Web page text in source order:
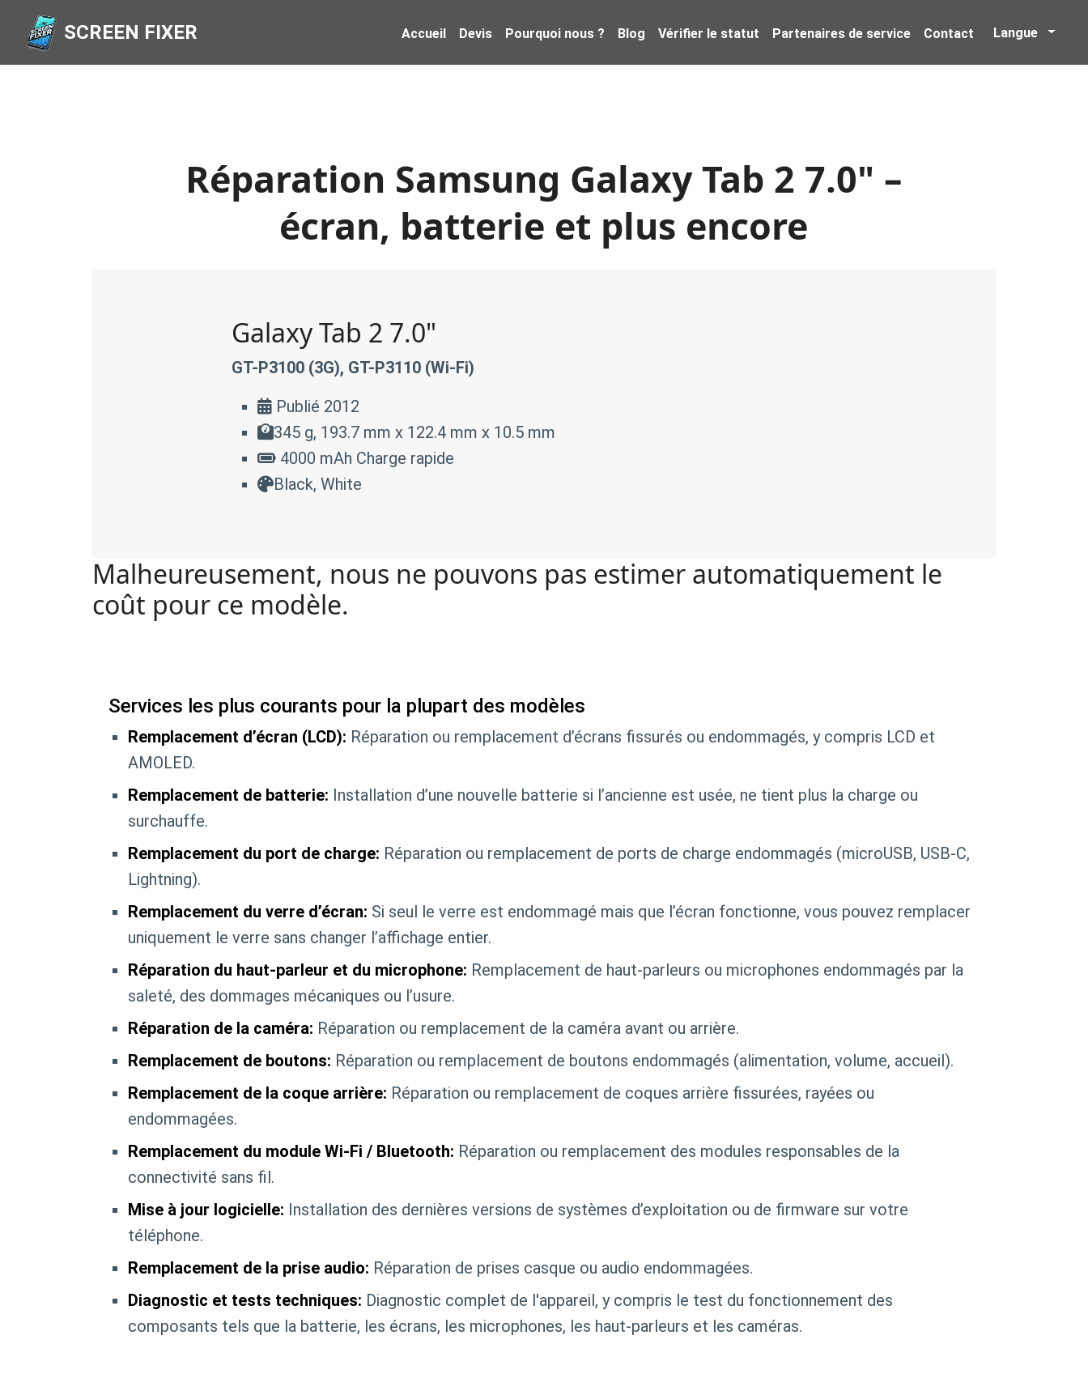
SCREEN FIXER Accueil Devis Pourquoi nous ? Blog Vérifier le statut Partenaires de service Contact Langue
Réparation Samsung Galaxy Tab 2 7.0" –
écran, batterie et plus encore
Galaxy Tab 2 7.0"
GT-P3100 (3G), GT-P3110 (Wi-Fi)
Publié 2012
345 g, 193.7 mm x 122.4 mm x 10.5 mm
4000 mAh Charge rapide
Black, White
Malheureusement, nous ne pouvons pas estimer automatiquement le
coût pour ce modèle.
Services les plus courants pour la plupart des modèles
Remplacement d’écran (LCD): Réparation ou remplacement d’écrans fissurés ou endommagés, y compris LCD et
AMOLED.
Remplacement de batterie: Installation d’une nouvelle batterie si l’ancienne est usée, ne tient plus la charge ou
surchauffe.
Remplacement du port de charge: Réparation ou remplacement de ports de charge endommagés (microUSB, USB-C,
Lightning).
Remplacement du verre d’écran: Si seul le verre est endommagé mais que l’écran fonctionne, vous pouvez remplacer
uniquement le verre sans changer l’affichage entier.
Réparation du haut-parleur et du microphone: Remplacement de haut-parleurs ou microphones endommagés par la
saleté, des dommages mécaniques ou l’usure.
Réparation de la caméra: Réparation ou remplacement de la caméra avant ou arrière.
Remplacement de boutons: Réparation ou remplacement de boutons endommagés (alimentation, volume, accueil).
Remplacement de la coque arrière: Réparation ou remplacement de coques arrière fissurées, rayées ou
endommagées.
Remplacement du module Wi-Fi / Bluetooth: Réparation ou remplacement des modules responsables de la
connectivité sans fil.
Mise à jour logicielle: Installation des dernières versions de systèmes d’exploitation ou de firmware sur votre
téléphone.
Remplacement de la prise audio: Réparation de prises casque ou audio endommagées.
Diagnostic et tests techniques: Diagnostic complet de l'appareil, y compris le test du fonctionnement des
composants tels que la batterie, les écrans, les microphones, les haut-parleurs et les caméras.